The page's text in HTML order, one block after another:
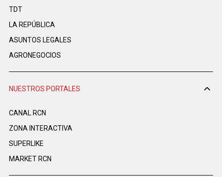
TDT
LA REPÚBLICA
ASUNTOS LEGALES
AGRONEGOCIOS
NUESTROS PORTALES
CANAL RCN
ZONA INTERACTIVA
SUPERLIKE
MARKET RCN